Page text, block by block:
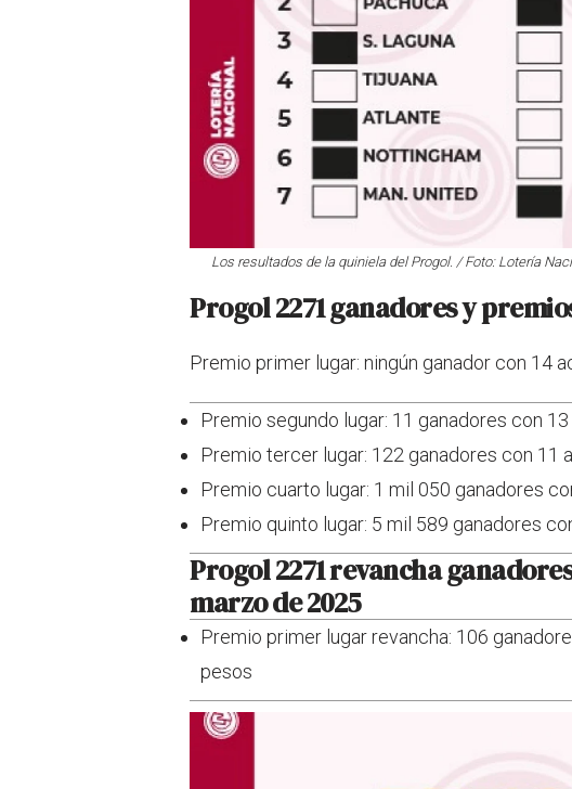
Los resultados de la quiniela del Progol. / Foto: Lotería
Progol 2271 ganadores y
Premio primer lugar: ningún ganador con 14
Premio segundo lugar: 11 ganadores con
Premio tercer lugar: 122 ganadores con 11
Premio cuarto lugar: 1 mil 050 ganadores
Premio quinto lugar: 5 mil 589 ganadores
Progol 2271 revancha
marzo de 2025
Premio primer lugar revancha: 106
pesos